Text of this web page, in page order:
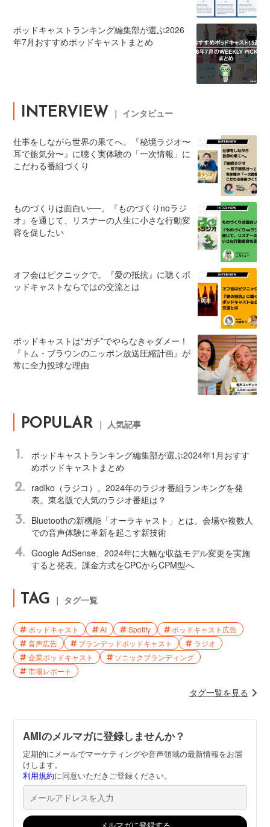
ポッドキャストランキング編集部が選ぶ2026
年7月おすすめポッドキャストまとめ
INTERVIEW ｜ インタビュー
仕事をしながら世界の果てへ。『秘境ラジオ〜
耳で旅気分〜』に聴く実体験の「一次情報」に
こだわる番組づくり
ものづくりは面白い──。『ものづくりnoラジ
オ』を通じて、リスナーの人生に小さな行動変
容を促したい
オフ会はピクニックで。『愛の抵抗』に聴くポ
ッドキャストならではの交流とは
ポッドキャストは“ガチ”でやらなきゃダメー！
『トム・ブラウンのニッポン放送圧縮計画』が
常に全力投球な理由
POPULAR ｜ 人気記事
1.
ポッドキャストランキング編集部が選ぶ2024年1月おすす
めポッドキャストまとめ
2.
radiko（ラジコ）、2024年のラジオ番組ランキングを発
表。東名阪で人気のラジオ番組は？
3.
Bluetoothの新機能「オーラキャスト」とは。会場や複数人
での音声体験に革新を起こす新技術
4. Google AdSense、2024年に大幅な収益モデル変更を実施
すると発表。課金方式をCPCからCPM型へ
TAG ｜ タグ一覧
ポッドキャスト AI Spotify
ポッドキャスト広告
音声広告
ブランデッドポッドキャスト
ラジオ
企業ポッドキャスト
ソニックブランディング
市場レポート
タグ一覧を見る
AMIのメルマガに登録しませんか？
定期的にメールでマーケティングや音声領域の最新情報をお届
けします。
利用規約に同意いただきご登録ください。